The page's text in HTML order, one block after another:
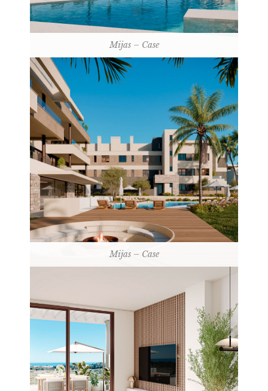
Mijas – Case
Mijas – Case